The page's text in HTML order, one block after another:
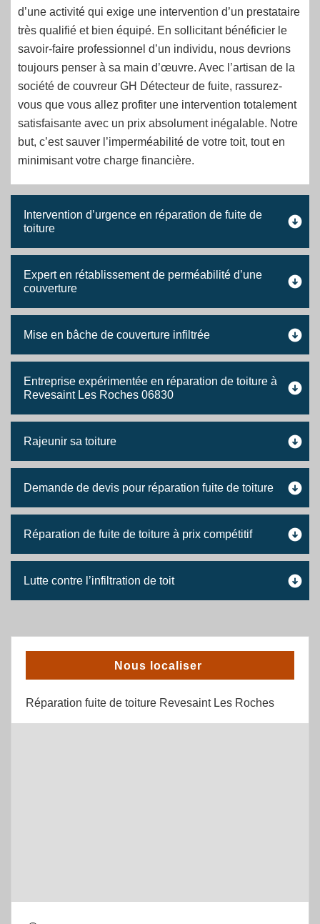
d’une activité qui exige une intervention d’un prestataire
très qualifié et bien équipé. En sollicitant bénéficier le
savoir-faire professionnel d’un individu, nous devrions
toujours penser à sa main d’œuvre. Avec l’artisan de la
société de couvreur GH Détecteur de fuite, rassurez-
vous que vous allez profiter une intervention totalement
satisfaisante avec un prix absolument inégalable. Notre
but, c’est sauver l’imperméabilité de votre toit, tout en
minimisant votre charge financière.
Intervention d’urgence en réparation de fuite de
toiture
Expert en rétablissement de perméabilité d’une
couverture
Mise en bâche de couverture infiltrée
Entreprise expérimentée en réparation de toiture à
Revesaint Les Roches 06830
Rajeunir sa toiture
Demande de devis pour réparation fuite de toiture
Réparation de fuite de toiture à prix compétitif
Lutte contre l’infiltration de toit
Nous localiser
Réparation fuite de toiture Revesaint Les Roches